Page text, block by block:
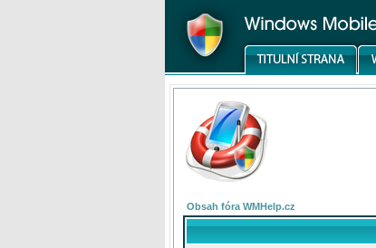
Obsah fóra WMHelp.cz